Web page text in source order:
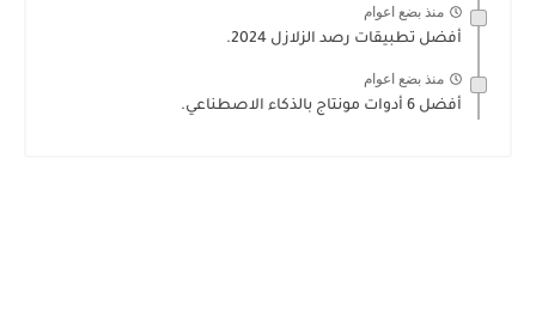
منذ بضع اعوام
أفضل تطبيقات رصد الزلازل 2024.
منذ بضع اعوام
أفضل 6 أدوات مونتاج بالذكاء الاصطناعي.